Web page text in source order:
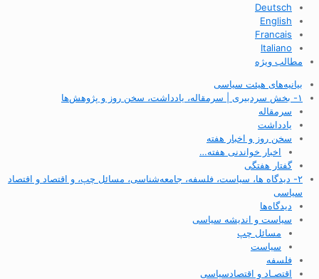
Deutsch
English
Francais
Italiano
مطالب ویژه
بیانیه‌های هیئت سیاسی
۱- بخش سردبیری | سرمقاله، یادداشت، سخن روز و پژوهش‌ها
سرمقاله
یادداشت
سخن روز و اخبار هفته
اخبار خواندنی هفته…
گفتار هفتگی
۲- دیدگاه ها، سیاست، فلسفه، جامعه‌شناسی، مسائل چپ، و اقتصاد و اقتصاد
سیاسی
دیدگاه‌ها
سیاست و اندیشه سیاسی
مسائل چپ
سیاست
فلسفه
اقتصـاد و اقتصاد‌سیاسی